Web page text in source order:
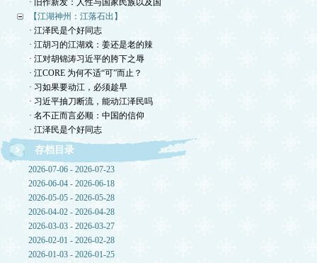
· 旧作新发：人性与国家民族以及国
【江湖神州：江落石出】
· 江泽民是个好同志
· 江胡习的江湖戏：姜还是老的辣
· 江对胡锦涛习近平的胯下之辱
· 江CORE 为何不适“可”而止？
· 习如果要动江，必须趁早
· 习近平抽刀断流，能动江泽民吗
· 名不正而言必顺：中国的信仰
· 江泽民是个好同志
存档目录
2026-07-06 - 2026-07-23
2026-06-04 - 2026-06-18
2026-05-05 - 2026-05-28
2026-04-02 - 2026-04-28
2026-03-03 - 2026-03-27
2026-02-01 - 2026-02-28
2026-01-03 - 2026-01-25